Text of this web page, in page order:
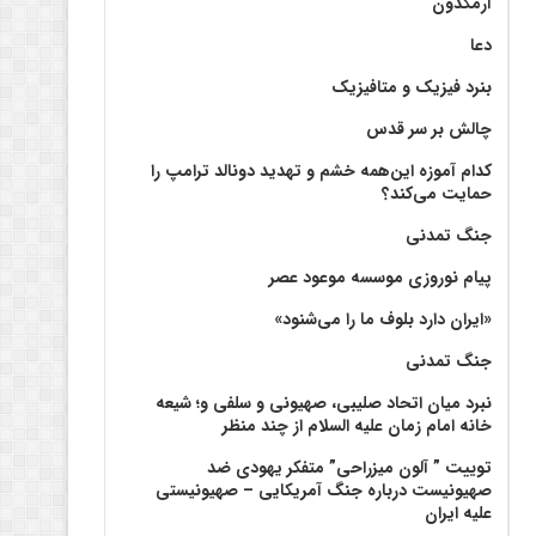
دعا
بنرد فیزیک و متافیزیک
چالش بر سر قدس
کدام آموزه این‌همه خشم و تهدید دونالد ترامپ را
حمایت می‌کند؟
جنگ تمدنی
پیام نوروزی موسسه موعود عصر
«ایران دارد بلوف ما را می‌شنود»
جنگ تمدنی
نبرد میان اتحاد صلیبی، صهیونی و سلفی و؛ شیعه
خانه امام زمان علیه السلام از چند منظر
توییت ” آلون میزراحی” متفکر یهودی ضد
صهیونیست درباره جنگ آمریکایی – صهیونیستی
علیه ایران